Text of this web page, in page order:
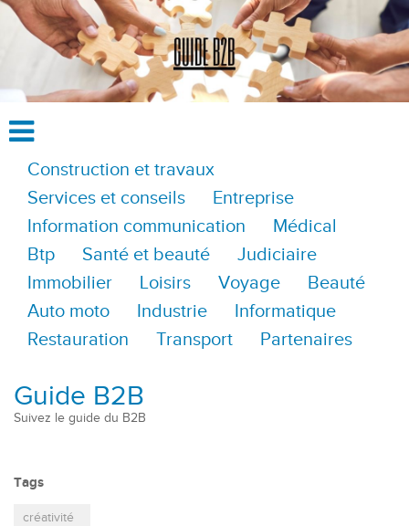
Construction et travaux
Services et conseils
Entreprise
Information communication
Médical
Btp
Santé et beauté
Judiciaire
Immobilier
Loisirs Voyage
Beauté
Auto moto
Industrie
Informatique
Restauration
Transport Partenaires
Guide B2B
Suivez le guide du B2B
Tags
créativité